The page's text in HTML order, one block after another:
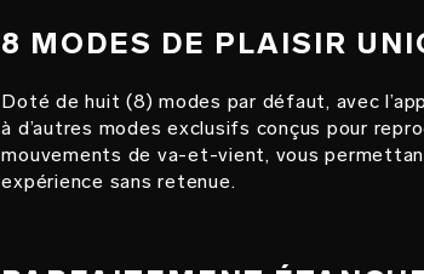
8 MODES DE PLAISIR
Doté de huit (8) modes par défaut, avec
à d’autres modes exclusifs conçus pour
mouvements de va-et-vient, vous
expérience sans retenue.